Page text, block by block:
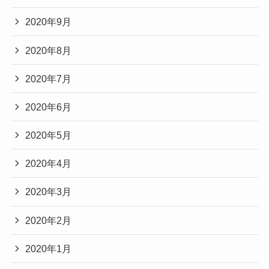
2020年9月
2020年8月
2020年7月
2020年6月
2020年5月
2020年4月
2020年3月
2020年2月
2020年1月